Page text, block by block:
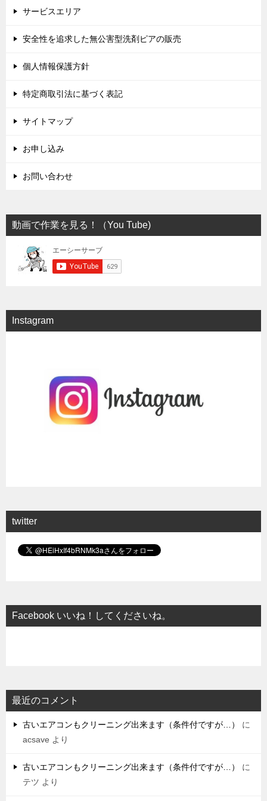
サービスエリア
安全性を追求した無公害型洗剤ピアの販売
個人情報保護方針
特定商取引法に基づく表記
サイトマップ
お申し込み
お問い合わせ
動画で作業を見る！（You Tube)
Instagram
twitter
Facebook いいね！してくださいね。
最近のコメント
古いエアコンもクリーニング出来ます（条件付ですが…）
に
acsave より
古いエアコンもクリーニング出来ます（条件付ですが…）
に
テツ より